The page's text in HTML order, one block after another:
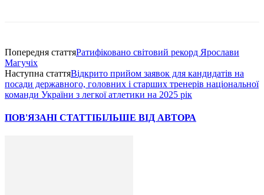
Попередня статтяРатифіковано світовий рекорд Ярослави
Магучіх
Наступна статтяВідкрито прийом заявок для кандидатів на
посади державного, головних і старших тренерів національної
команди України з легкої атлетики на 2025 рік
ПОВ'ЯЗАНІ СТАТТІБІЛЬШЕ ВІД АВТОРА